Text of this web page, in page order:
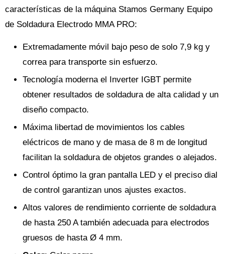
características de la máquina Stamos Germany Equipo
de Soldadura Electrodo MMA PRO:
Extremadamente móvil bajo peso de solo 7,9 kg y
correa para transporte sin esfuerzo.
Tecnología moderna el Inverter IGBT permite
obtener resultados de soldadura de alta calidad y un
diseño compacto.
Máxima libertad de movimientos los cables
eléctricos de mano y de masa de 8 m de longitud
facilitan la soldadura de objetos grandes o alejados.
Control óptimo la gran pantalla LED y el preciso dial
de control garantizan unos ajustes exactos.
Altos valores de rendimiento corriente de soldadura
de hasta 250 A también adecuada para electrodos
gruesos de hasta Ø 4 mm.